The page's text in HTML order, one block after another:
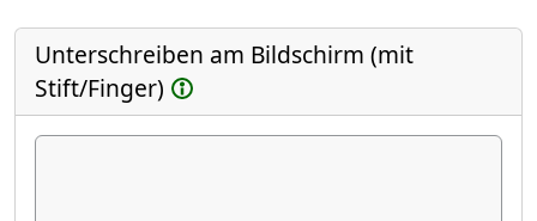
Unterschreiben am Bildschirm (mit
Stift/Finger)